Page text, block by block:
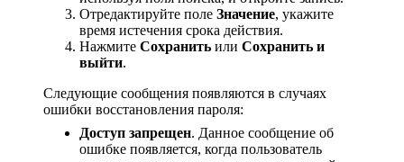
Отредактируйте поле Значение, укажите
время истечения срока действия.
Нажмите Сохранить или Сохранить и
выйти.
Следующие сообщения появляются в случаях
ошибки восстановления пароля:
Доступ запрещен. Данное сообщение об
ошибке появляется, когда пользователь